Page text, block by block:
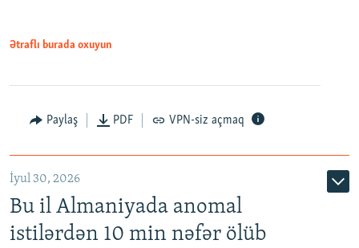
Ətraflı burada oxuyun
Paylaş PDF VPN-siz açmaq
İyul 30, 2026
Bu il Almaniyada anomal
istilərdən 10 min nəfər ölüb